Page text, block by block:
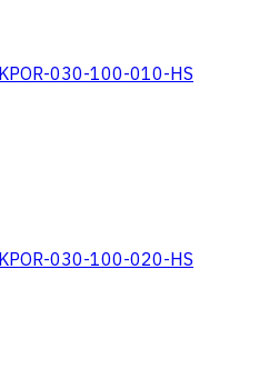
030-100-010-HS
030-100-020-HS